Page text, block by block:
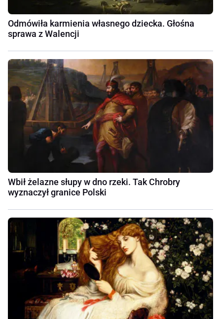
Odmówiła karmienia własnego dziecka. Głośna
sprawa z Walencji
Wbił żelazne słupy w dno rzeki. Tak Chrobry
wyznaczył granice Polski